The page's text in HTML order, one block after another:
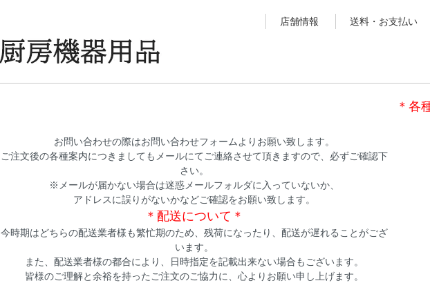
店舗情報 送料・お支払い
＊各
お問い合わせの際はお問い合わせフォームよりお願い致します。
ご注文後の各種案内につきましてもメールにてご連絡させて頂きますので、必ずご確認下
さい。
※メールが届かない場合は迷惑メールフォルダに入っていないか、
アドレスに誤りがないかなどご確認をお願い致します。
＊配送について＊
今時期はどちらの配送業者様も繁忙期のため、残荷になったり、配送が遅れることがござ
います。
また、配送業者様の都合により、日時指定を記載出来ない場合もございます。
皆様のご理解と余裕を持ったご注文のご協力に、心よりお願い申し上げます。